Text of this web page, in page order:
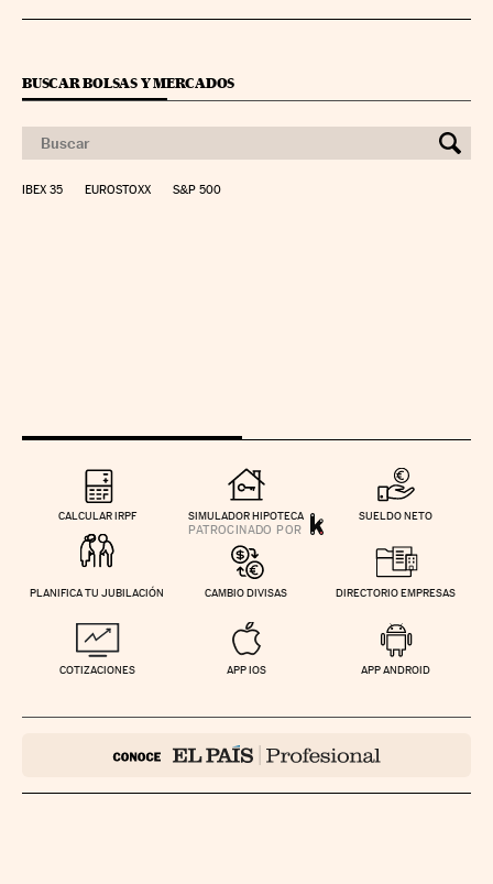
BUSCAR BOLSAS Y MERCADOS
IBEX 35 EUROSTOXX S&P 500
CALCULAR IRPF SIMULADOR HIPOTECA SUELDO NETO
PLANIFICA TU JUBILACIÓN CAMBIO DIVISAS DIRECTORIO EMPRESAS
COTIZACIONES APP IOS APP ANDROID